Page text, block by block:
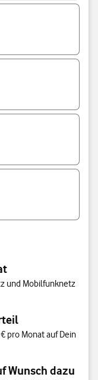
und Mobilfunknetz
pro Monat auf Dein
Wunsch dazu